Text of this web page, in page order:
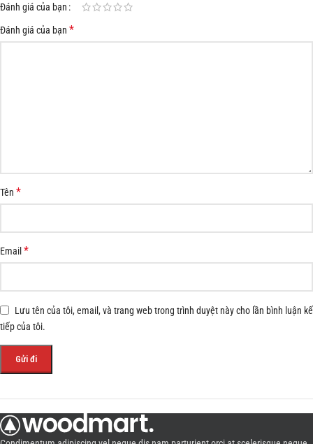
Đánh giá của bạn
Đánh giá của bạn *
Tên *
Email*
Lưu tên của tôi, email, và trang web trong trình duyệt này cho lần bình luận kế
tiếp của tôi.